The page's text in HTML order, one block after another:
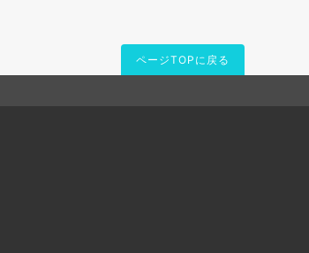
ページTOPに戻る